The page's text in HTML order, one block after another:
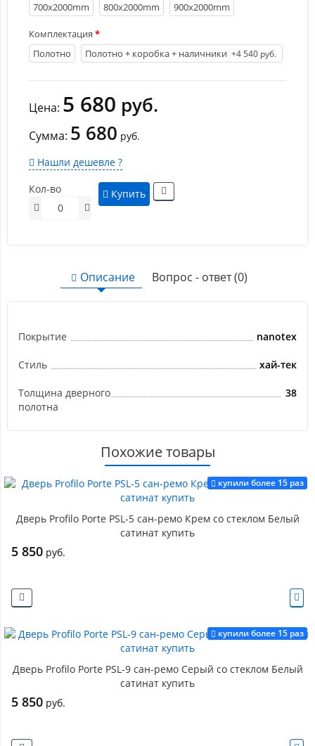
700х2000mm
800х2000mm 900х2000mm
Комплектация
Полотно
Полотно + коробка + наличники +4 540 руб.
Цена: 5 680 руб.
Сумма: 5 680 руб.
Нашли дешевле ?
Кол-во
Купить
Описание Вопрос - ответ (0)
Покрытие nanotex
Стиль хай-тек
Толщина дверного
полотна
38
Похожие товары
купили более 15 раз
Дверь Profilo Porte PSL-5 сан-ремо Крем со стеклом Белый
сатинат купить
5 850 руб.
купили более 15 раз
Дверь Profilo Porte PSL-9 сан-ремо Серый со стеклом Белый
сатинат купить
5 850 руб.